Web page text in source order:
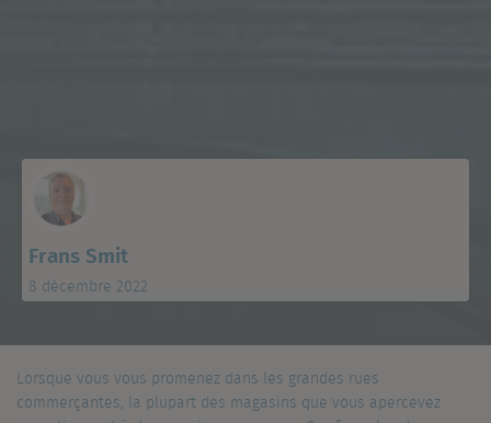
Frans Smit
8 décembre 2022
Lorsque vous vous promenez dans les grandes rues
commerçantes, la plupart des magasins que vous apercevez